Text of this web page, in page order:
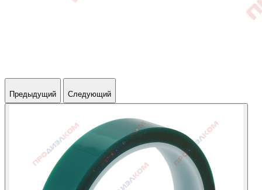
Предыдущий Следующий